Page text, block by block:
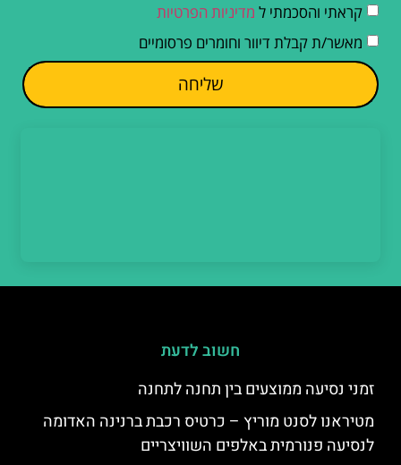
קראתי והסכמתי ל מדיניות הפרטיות
מאשר/ת קבלת דיוור וחומרים פרסומיים
שליחה
חשוב לדעת
זמני נסיעה ממוצעים בין תחנה לתחנה
מטיראנו לסנט מוריץ – כרטיס רכבת ברנינה האדומה
לנסיעה פנורמית באלפים השוויצריים